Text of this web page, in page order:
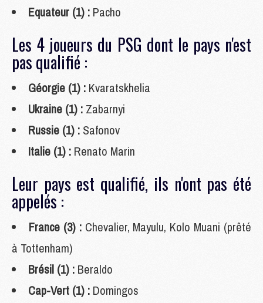
Equateur (1) : Pacho
Les 4 joueurs du PSG dont le pays n'est
pas qualifié :
Géorgie (1) : Kvaratskhelia
Ukraine (1) : Zabarnyi
Russie (1) : Safonov
Italie (1) : Renato Marin
Leur pays est qualifié, ils n'ont pas été
appelés :
France (3) :Chevalier, Mayulu, Kolo Muani (prêté
à Tottenham)
Brésil (1) : Beraldo
Cap-Vert (1) : Domingos